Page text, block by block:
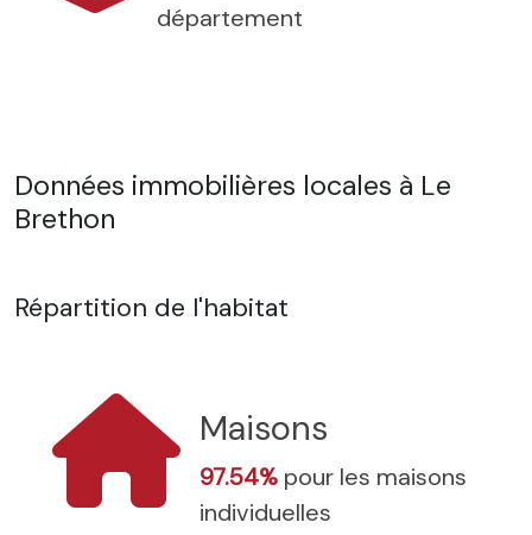
département
Données immobilières locales à Le
Brethon
Répartition de l'habitat
Maisons
97.54% pour les maisons
individuelles